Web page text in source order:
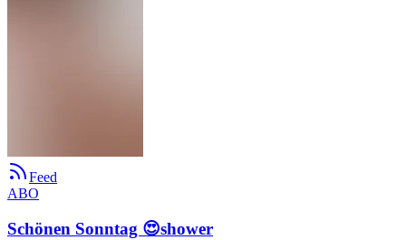
Feed
ABO
Schönen Sonntag 😍shower